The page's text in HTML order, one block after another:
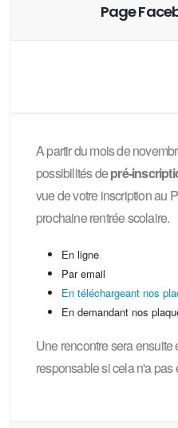
Page
A partir du mois de
possibilités depré-
vue de votre inscription au
prochaine rentrée scolaire.
En ligne
Par email
En téléchargeant nos
En demandant nos
Une rencontre sera ensuite
responsable si cela n'a pas